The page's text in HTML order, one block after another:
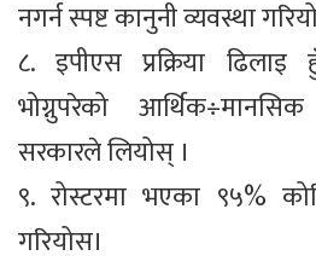
नगर्न स्पष्ट कानुनी व्यवस्था
८. इपीएस प्रक्रिया ढिलाइ
भोग्नुपरेको
सरकारले लियोस् ।
९. रोस्टरमा भएका ९५%
गरियोस।